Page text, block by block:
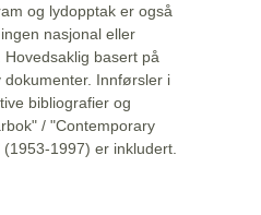
og lydopptak er også
nasjonal eller
basert på
Innførsler i
bibliografier og
/ "Contemporary
1997) er inkludert.